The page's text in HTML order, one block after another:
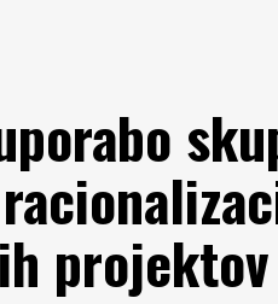
projektov